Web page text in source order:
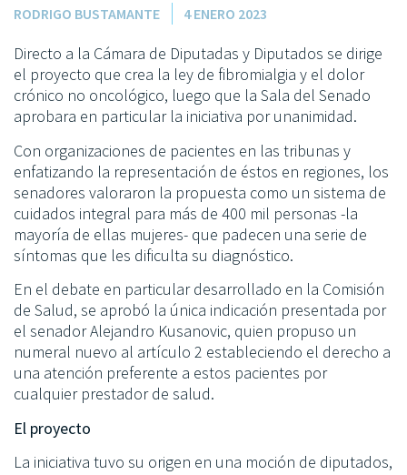
RODRIGO BUSTAMANTE 4 ENERO 2023
Directo a la Cámara de Diputadas y Diputados se dirige
el proyecto que crea la ley de fibromialgia y el dolor
crónico no oncológico, luego que la Sala del Senado
aprobara en particular la iniciativa por unanimidad.
Con organizaciones de pacientes en las tribunas y
enfatizando la representación de éstos en regiones, los
senadores valoraron la propuesta como un sistema de
cuidados integral para más de 400 mil personas -la
mayoría de ellas mujeres- que padecen una serie de
síntomas que les dificulta su diagnóstico.
En el debate en particular desarrollado en la Comisión
de Salud, se aprobó la única indicación presentada por
el senador Alejandro Kusanovic, quien propuso un
numeral nuevo al artículo 2 estableciendo el derecho a
una atención preferente a estos pacientes por
cualquier prestador de salud.
El proyecto
La iniciativa tuvo su origen en una moción de diputados,